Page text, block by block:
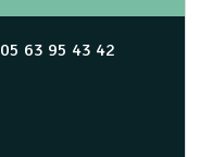
05 63 95 43 42